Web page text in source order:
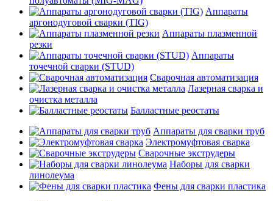
Аппараты
аргонодуговой сварки (TIG)
Аппараты плазменной
резки
Аппараты
точечной сварки (STUD)
Сварочная автоматизация
Лазерная сварка и
очистка металла
Балластные реостаты
Аппараты для сварки труб
Электромуфтовая сварка
Сварочные экструдеры
Наборы для сварки
линолеума
Фены для сварки пластика